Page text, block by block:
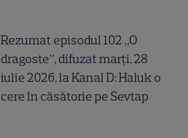
Rezumat episodul 102 „O
dragoste”, difuzat marți, 28
iulie 2026, la Kanal D: Haluk o
cere în căsătorie pe Sevtap